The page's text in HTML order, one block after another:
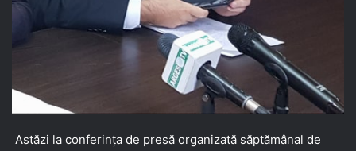
Astăzi la conferința de presă organizată săptămânal de